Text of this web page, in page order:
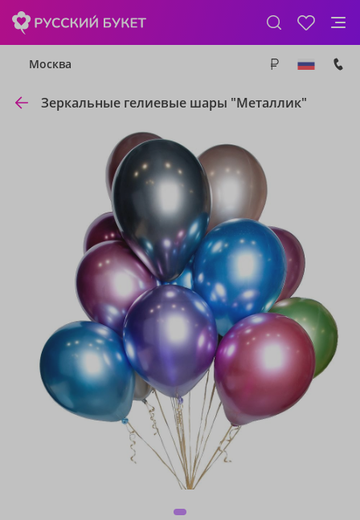
Москва
Зеркальные гелиевые шары "Металлик"